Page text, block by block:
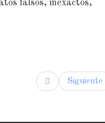
falsos, inexactos,
Siguiente